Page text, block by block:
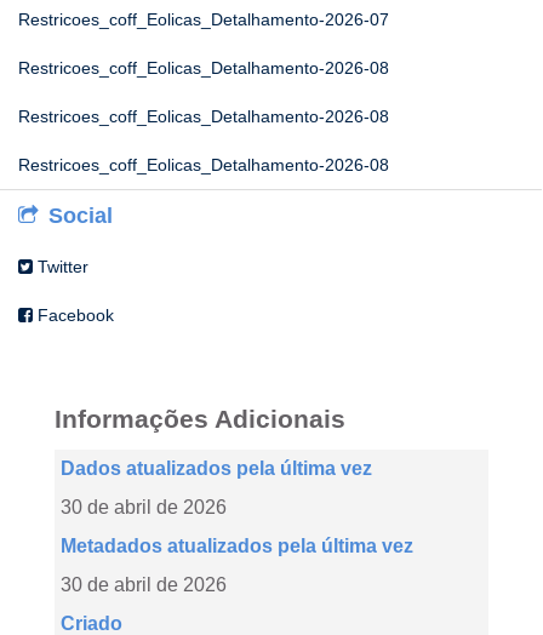
Restricoes_coff_Eolicas_Detalhamento-2026-07
Restricoes_coff_Eolicas_Detalhamento-2026-08
Restricoes_coff_Eolicas_Detalhamento-2026-08
Restricoes_coff_Eolicas_Detalhamento-2026-08
Social
Twitter
Facebook
Informações Adicionais
Dados atualizados pela última vez
30 de abril de 2026
Metadados atualizados pela última vez
30 de abril de 2026
Criado